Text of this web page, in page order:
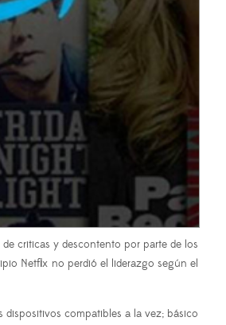
criticas y descontento por parte de los
Netflix no perdió el liderazgo según el
compatibles a la vez; básico